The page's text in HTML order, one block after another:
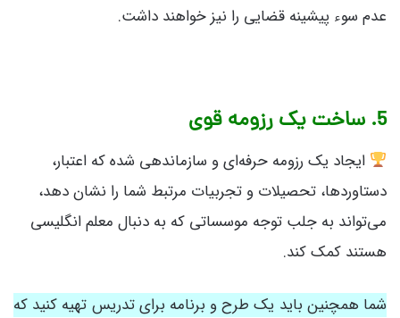
عدم سوء پیشینه قضایی را نیز خواهند داشت.
5. ساخت یک رزومه قوی
ایجاد یک رزومه حرفه‌ای و سازماندهی شده که اعتبار،
دستاوردها، تحصیلات و تجربیات مرتبط شما را نشان دهد،
می‌تواند به جلب توجه موسساتی که به دنبال معلم انگلیسی
هستند کمک کند.
شما همچنین باید یک طرح و برنامه برای تدریس تهیه کنید که